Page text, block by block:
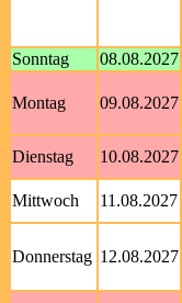
Sonntag
08.08.2027
Montag 09.08.2027
Dienstag
10.08.2027
Mittwoch
11.08.2027
Donnerstag 12.08.2027